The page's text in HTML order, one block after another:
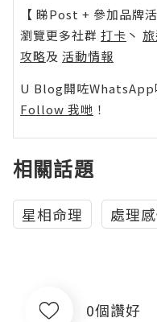
【 睇Post + 參加品牌活
瀏覽更多社群 打卡 丶
攻略及 活動情報
U Blog開咗WhatsApp
Follow 我哋 ！
相關話題
星相命理 處理
0個讚好